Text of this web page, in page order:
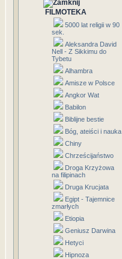
FILMOTEKA
5000 lat religii w 90
sek.
Aleksandra David
Nell - Z Sikkimu do
Tybetu
Alhambra
Amisze w Polsce
Angkor Wat
Babilon
Biblijne bestie
Bóg, ateiści i nauka
Chiny
Chrześcijaństwo
Droga Krzyżowa
na filipinach
Druga Krucjata
Egipt - Tajemnice
zmarłych
Etiopia
Geniusz Darwina
Hetyci
Hipnoza